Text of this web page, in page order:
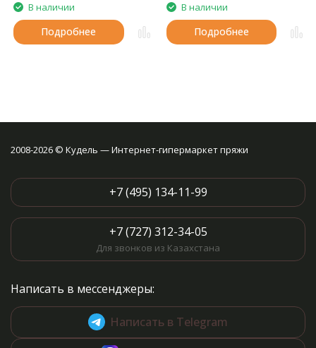
В наличии
Подробнее
В наличии
Подробнее
2008-2026 © Кудель — Интернет-гипермаркет пряжи
+7 (495) 134-11-99
+7 (727) 312-34-05
Для звонков из Казахстана
Написать в мессенджеры:
Написать в Telegram